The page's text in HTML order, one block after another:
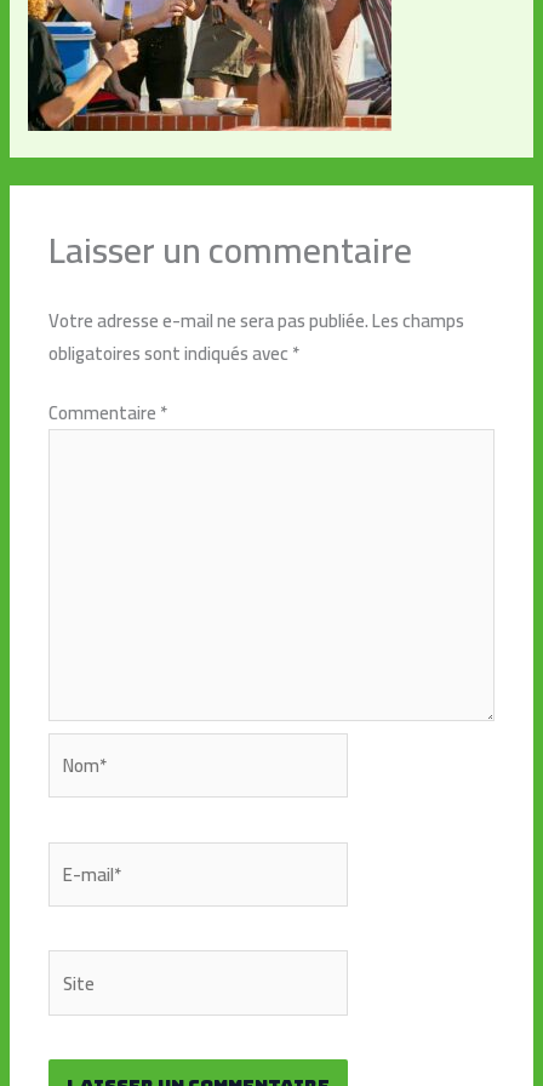
Laisser un commentaire
Votre adresse e-mail ne sera pas publiée.Les champs
obligatoires sont indiqués avec*
Commentaire*
mail*